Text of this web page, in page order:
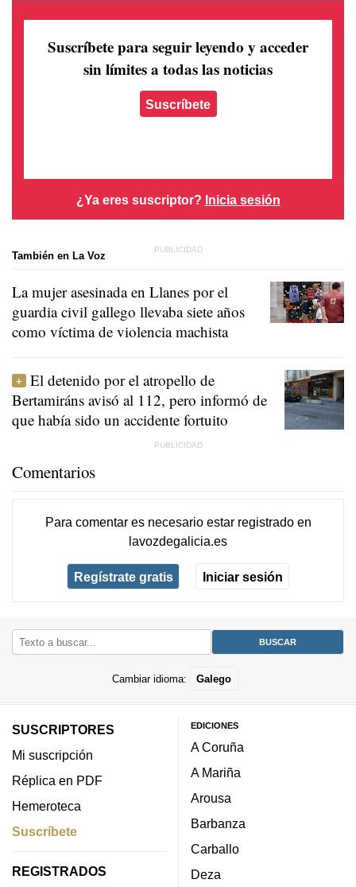
Suscríbete para seguir leyendo y acceder
sin límites a todas las noticias
Suscríbete
¿Ya eres suscriptor? Inicia sesión
También en La Voz
La mujer asesinada en Llanes por el
guardia civil gallego llevaba siete años
como víctima de violencia machista
El detenido por el atropello de
Bertamiráns avisó al 112, pero informó de
que había sido un accidente fortuito
Comentarios
Para comentar es necesario estar registradoen
lavozdegalicia.es
Regístrate gratis Iniciar sesión
Cambiar idioma: Galego
SUSCRIPTORES
Mi suscripción
Réplica en PDF
Hemeroteca
Suscríbete
REGISTRADOS
EDICIONES
A Coruña
A Mariña
Arousa
Barbanza
Carballo
Deza